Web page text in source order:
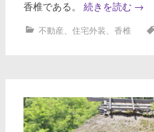
香椎である。 続きを読む →
不動産、 住宅外装、 香椎